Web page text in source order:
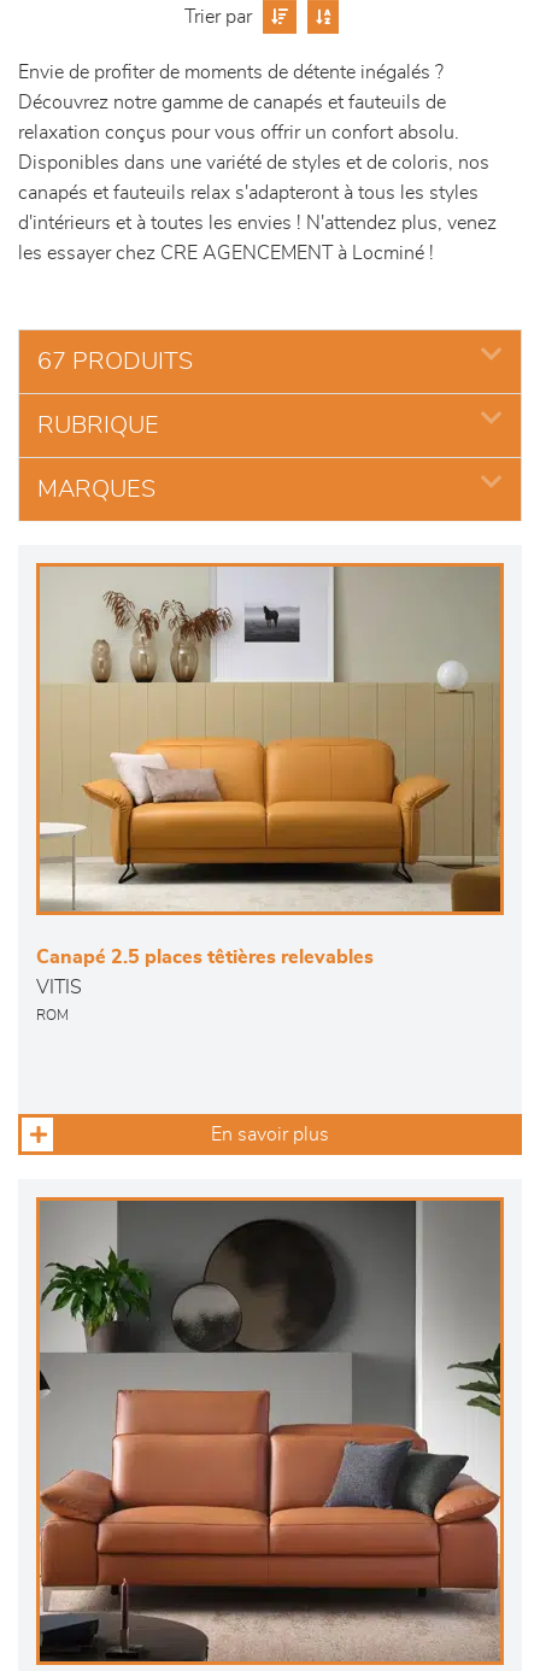
décoration
Trier par
Envie de profiter de moments de détente inégalés ?
Découvrez notre gamme de canapés et fauteuils de
relaxation conçus pour vous offrir un confort absolu.
Disponibles dans une variété de styles et de coloris, nos
canapés et fauteuils relax s'adapteront à tous les styles
d'intérieurs et à toutes les envies ! N'attendez plus, venez
les essayer chez CRE AGENCEMENT à Locminé !
67 PRODUITS
RUBRIQUE
MARQUES
Canapé 2.5 places têtières relevables
VITIS
ROM
En savoir plus